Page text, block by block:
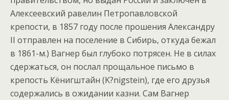
Алексеевский равелин Петропавловской
крепости, в 1857 году после прошения Александру
II отправлен на поселение в Сибирь, откуда бежал
в 1861-м.) Вагнер был глубоко потрясен. Не в силах
сдержаться, он послал прощальное письмо в
крепость Кёнигштайн (K?nigstein), где его друзья
содержались в ожидании казни. Сам Вагнер